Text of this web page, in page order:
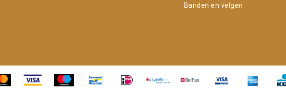
Banden en velgen